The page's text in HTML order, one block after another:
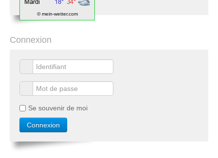
© mein-wetter.com
Connexion
Se souvenir de moi